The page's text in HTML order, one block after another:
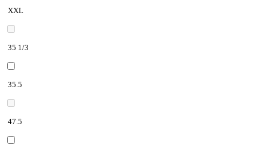
XXL
35 1/3
35.5
47.5